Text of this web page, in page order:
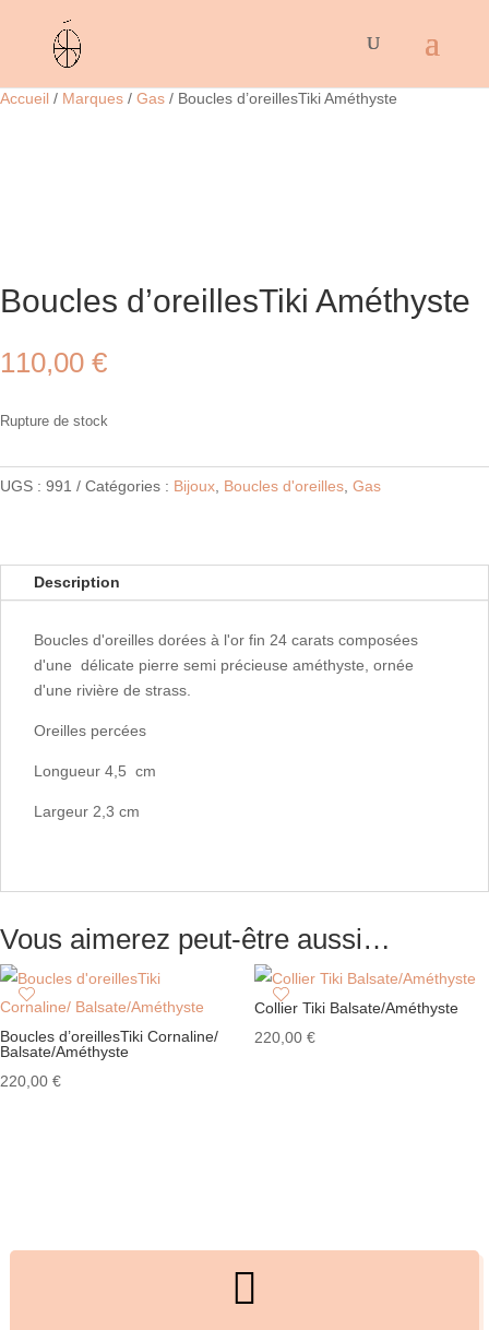
Accueil / Marques / Gas / Boucles d’oreillesTiki Améthyste
Boucles d’oreillesTiki Améthyste
110,00 €
Rupture de stock
UGS : 991 Catégories : Bijoux Boucles d'oreilles Gas
Description
Boucles d'oreilles dorées à l'or fin 24 carats composées
d'une délicate pierre semi précieuse améthyste, ornée
d'une rivière de strass.
Oreilles percées
Longueur 4,5 cm
Largeur 2,3 cm
Vous aimerez peut-être aussi…
Boucles d’oreillesTiki Cornaline/
Balsate/Améthyste
220,00 €
Collier Tiki Balsate/Améthyste
220,00 €
